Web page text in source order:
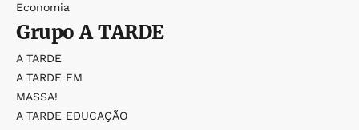
Economia
GrupoA TARDE
A TARDE
A TARDE FM
MASSA!
A TARDE EDUCAÇÃO